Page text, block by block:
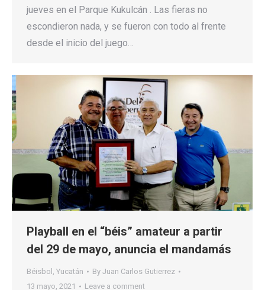
jueves en el Parque Kukulcán . Las fieras no
escondieron nada, y se fueron con todo al frente
desde el inicio del juego…
Playball en el “béis” amateur a partir
del 29 de mayo, anuncia el mandamás
Béisbol , Yucatán By Juan Carlos Gutierrez
13 mayo, 2021
Leave a comment